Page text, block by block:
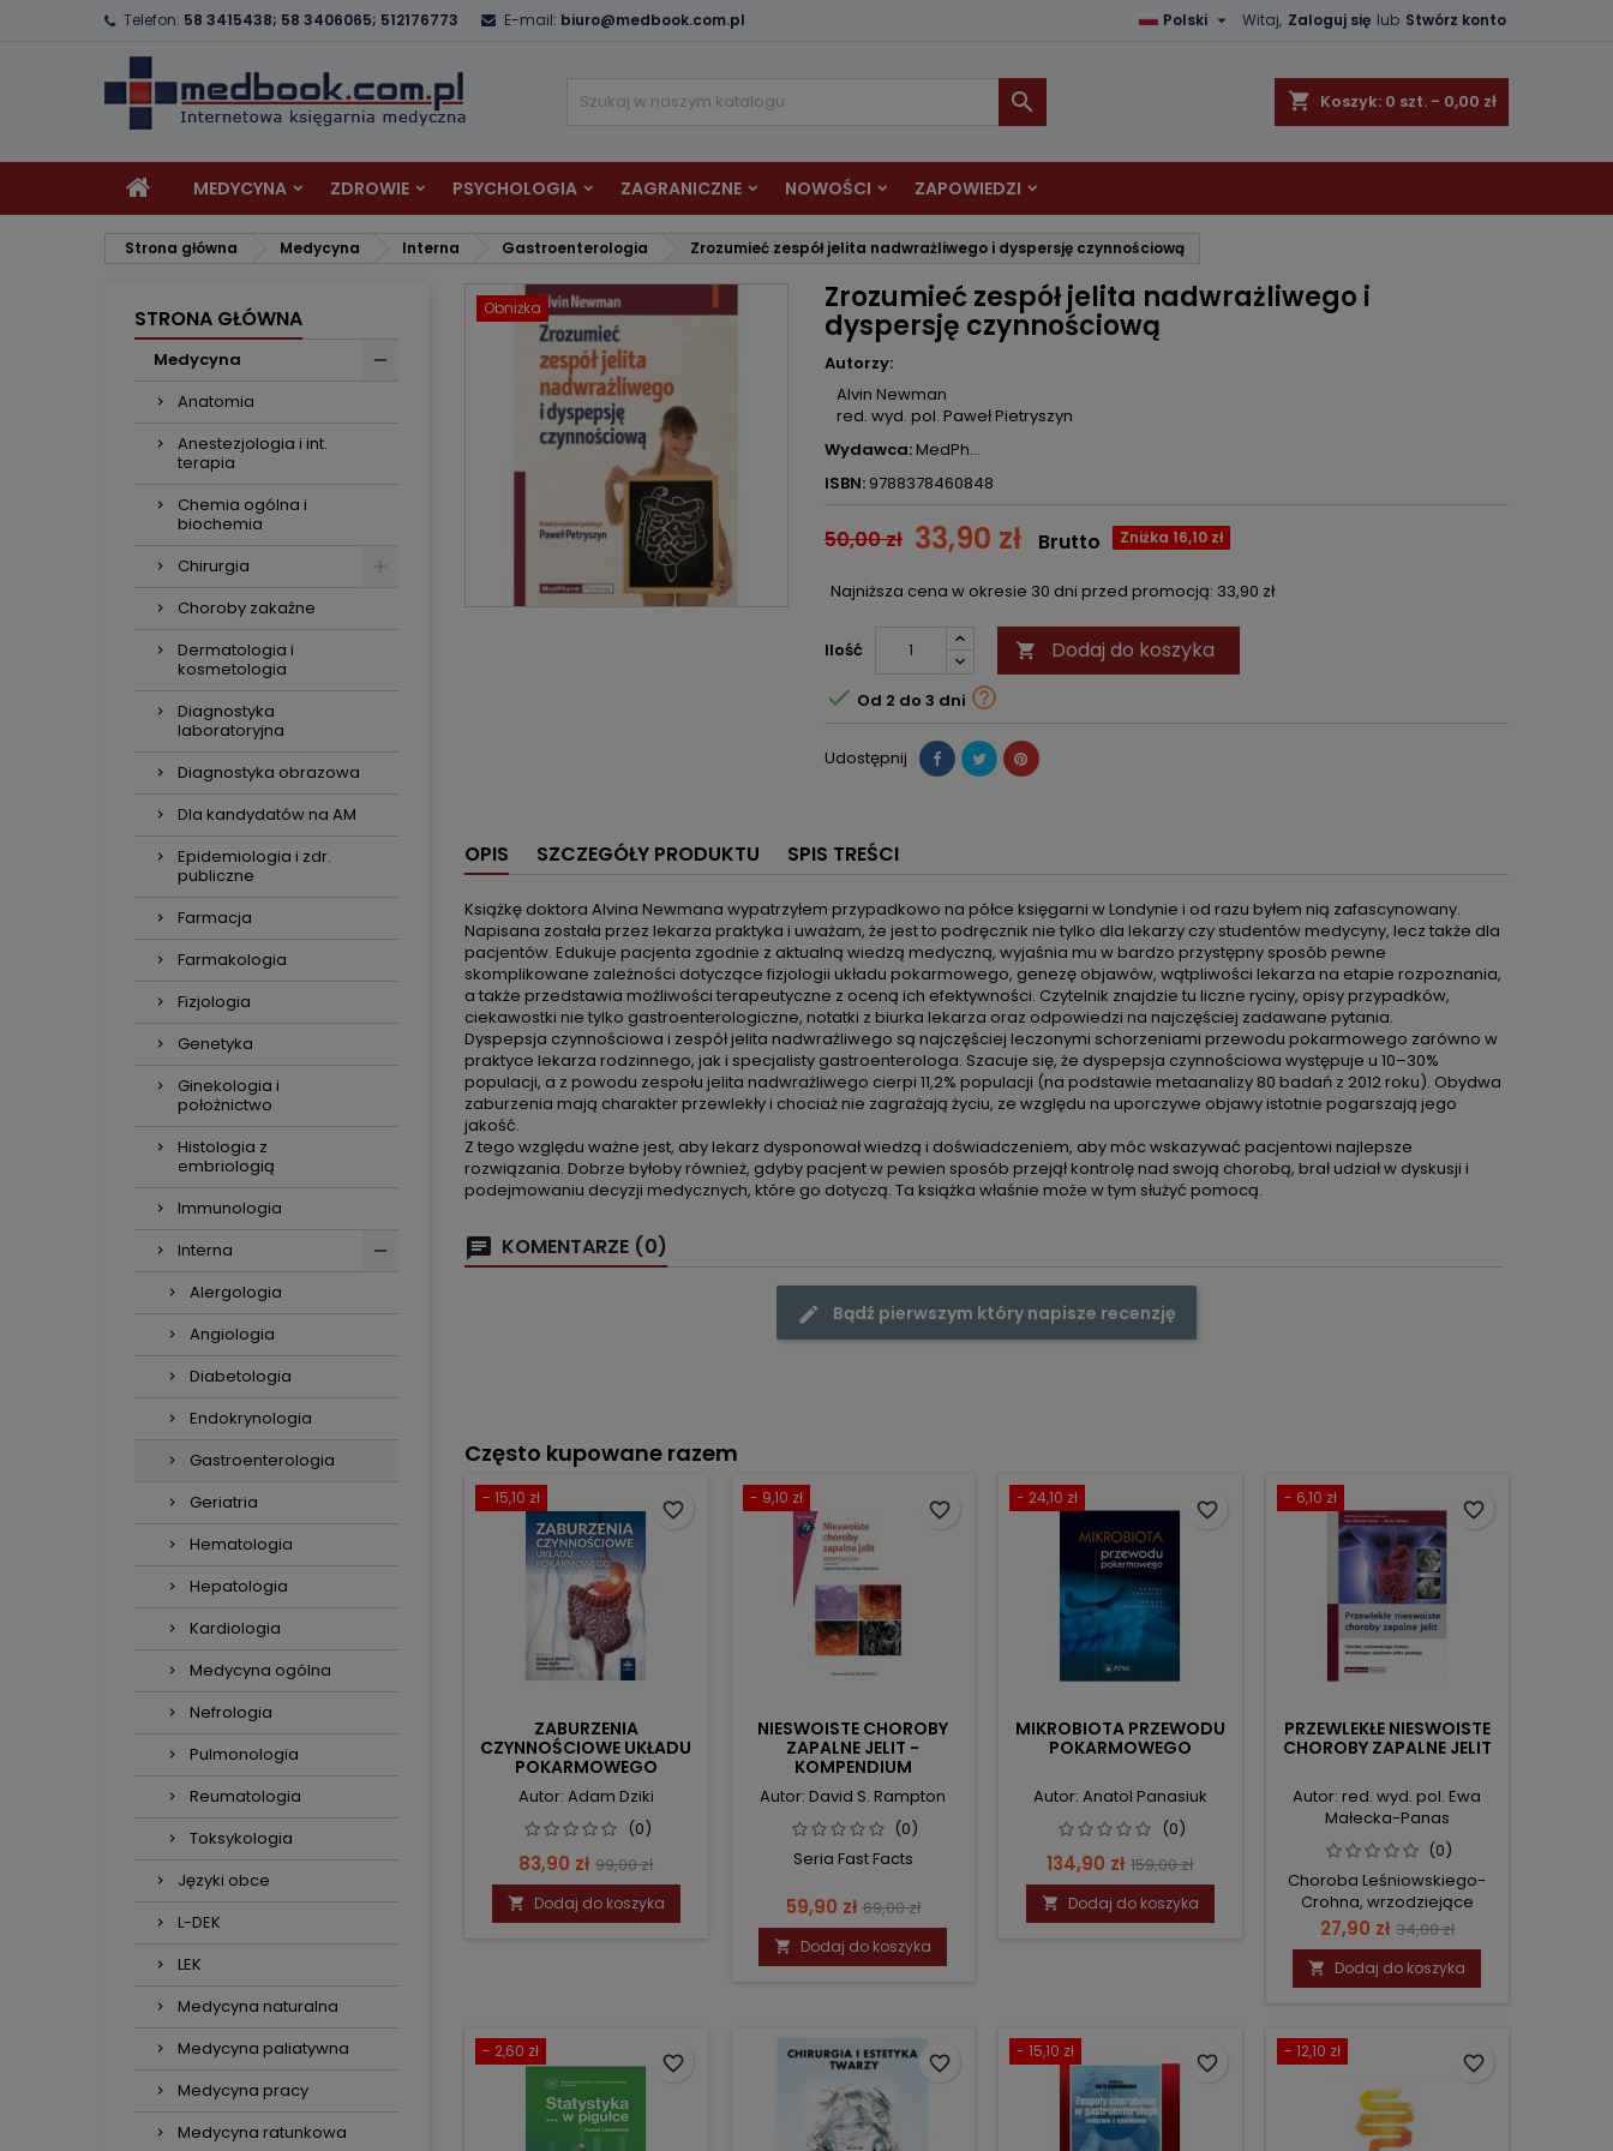
Telefon: 58 3415438; 58 3406065; 512176773 E-mail: biuro@medbook.com.pl Witaj, Zaloguj się lub Stwórz konto
Polski 
shopping_cart Koszyk: 0 szt. - 0,00 zł

MEDYCYNA ZDROWIE PSYCHOLOGIA ZAGRANICZNE NOWOŚCI ZAPOWIEDZI
Strona główna Medycyna Interna Gastroenterologia Zrozumieć zespół jelita nadwrażliwego i dyspersję czynnościową
STRONA GŁÓWNA
Medycyna
Anatomia
Anestezjologia i int.
terapia
Chemia ogólna i
biochemia
Chirurgia
Choroby zakaźne
Dermatologia i
kosmetologia
Diagnostyka
laboratoryjna
Diagnostyka obrazowa
Dla kandydatów na AM
Epidemiologia i zdr.
publiczne
Farmacja
Farmakologia
Fizjologia
Genetyka
Ginekologia i
położnictwo
Histologia z
embriologią
Immunologia
Interna
Alergologia
Angiologia
Diabetologia
Endokrynologia
Gastroenterologia
Geriatria
Hematologia
Hepatologia
Kardiologia
Medycyna ogólna
Nefrologia
Pulmonologia
Reumatologia
Toksykologia
Języki obce
L-DEK
LEK
Medycyna naturalna
Medycyna paliatywna
Medycyna pracy
Medycyna ratunkowa
Obniżka Zrozumieć zespół jelita nadwrażliwego i
dyspersję czynnościową
Autorzy:
Alvin Newman
red. wyd. pol. Paweł Pietryszyn
Wydawca:MedPh...
ISBN: 9788378460848
50,00 zł 33,90 zł Zniżka 16,10 zł
Brutto
Najniższa cena w okresie 30 dni przed promocją: 33,90 zł
Ilość  Dodaj do koszyka
 Od 2 do 3 dni 
Udostępnij
OPIS SZCZEGÓŁY PRODUKTU SPIS TREŚCI
Książkę doktora Alvina Newmana wypatrzyłem przypadkowo na półce księgarni w Londynie i od razu byłem nią zafascynowany.
Napisana została przez lekarza praktyka i uważam, że jest to podręcznik nie tylko dla lekarzy czy studentów medycyny, lecz także dla
pacjentów. Edukuje pacjenta zgodnie z aktualną wiedzą medyczną, wyjaśnia mu w bardzo przystępny sposób pewne
skomplikowane zależności dotyczące fizjologii układu pokarmowego, genezę objawów, wątpliwości lekarza na etapie rozpoznania,
a także przedstawia możliwości terapeutyczne z oceną ich efektywności. Czytelnik znajdzie tu liczne ryciny, opisy przypadków,
ciekawostki nie tylko gastroenterologiczne, notatki z biurka lekarza oraz odpowiedzi na najczęściej zadawane pytania.
Dyspepsja czynnościowa i zespół jelita nadwrażliwego są najczęściej leczonymi schorzeniami przewodu pokarmowego zarówno w
praktyce lekarza rodzinnego, jak i specjalisty gastroenterologa. Szacuje się, że dyspepsja czynnościowa występuje u 10–30%
populacji, a z powodu zespołu jelita nadwrażliwego cierpi 11,2% populacji (na podstawie metaanalizy 80 badań z 2012 roku). Obydwa
zaburzenia mają charakter przewlekły i chociaż nie zagrażają życiu, ze względu na uporczywe objawy istotnie pogarszają jego
jakość.
Z tego względu ważne jest, aby lekarz dysponował wiedzą i doświadczeniem, aby móc wskazywać pacjentowi najlepsze
rozwiązania. Dobrze byłoby również, gdyby pacjent w pewien sposób przejął kontrolę nad swoją chorobą, brał udział w dyskusji i
podejmowaniu decyzji medycznych, które go dotyczą. Ta książka właśnie może w tym służyć pomocą.
KOMENTARZE (0)
Bądź pierwszym który napisze recenzję
Często kupowane razem
- 15,10 zł
ZABURZENIA
CZYNNOŚCIOWE UKŁADU
POKARMOWEGO
Autor: Adam Dziki
(0)
Cena
83,90 zł Cena
podstawowa
99,00 zł
 Dodaj do koszyka
favorite_border
- 9,10 zł
NIESWOISTE CHOROBY
ZAPALNE JELIT -
KOMPENDIUM
Autor: David S. Rampton
(0)
Seria Fast Facts
Cena
59,90 zł Cena
podstawowa
69,00 zł
 Dodaj do koszyka
favorite_border
- 24,10 zł
MIKROBIOTA PRZEWODU
POKARMOWEGO
Autor: Anatol Panasiuk
(0)
Cena
134,90 zł Cena
podstawowa
159,00 zł
 Dodaj do koszyka
favorite_border
- 6,10 zł
PRZEWLEKŁE NIESWOISTE
CHOROBY ZAPALNE JELIT
Autor: red. wyd. pol. Ewa
Małecka-Panas
(0)
Choroba Leśniowskiego-
Crohna, wrzodziejące
zapalenie jelita grubego
Cena
27,90 zł Cena
podstawowa
34,00 zł
 Dodaj do koszyka
favorite_border
- 2,60 zł
favorite_border favorite_border
- 15,10 zł
favorite_border
- 12,10 zł
favorite_border
Anuluj Utwórz listę życzeń
Musisz być zalogowany by zapisać produkty na swojej liście życzeń.